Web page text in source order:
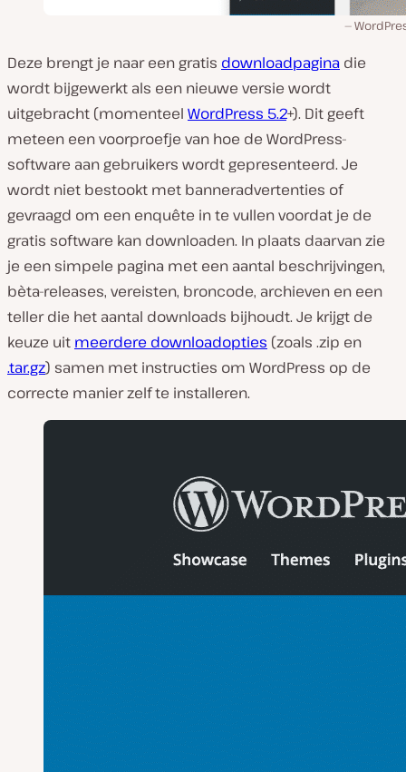
Deze brengt je naar een gratis downloadpagina die
wordt bijgewerkt als een nieuwe versie wordt
uitgebracht (momenteel WordPress 5.2+). Dit geeft
meteen een voorproefje van hoe de WordPress-
software aan gebruikers wordt gepresenteerd. Je
wordt niet bestookt met banneradvertenties of
gevraagd om een enquête in te vullen voordat je de
gratis software kan downloaden. In plaats daarvan zie
je een simpele pagina met een aantal beschrijvingen,
bèta-releases, vereisten, broncode, archieven en een
teller die het aantal downloads bijhoudt. Je krijgt de
keuze uit meerdere downloadopties (zoals .zip en
.tar.gz) samen met instructies om WordPress op de
correcte manier zelf te installeren.